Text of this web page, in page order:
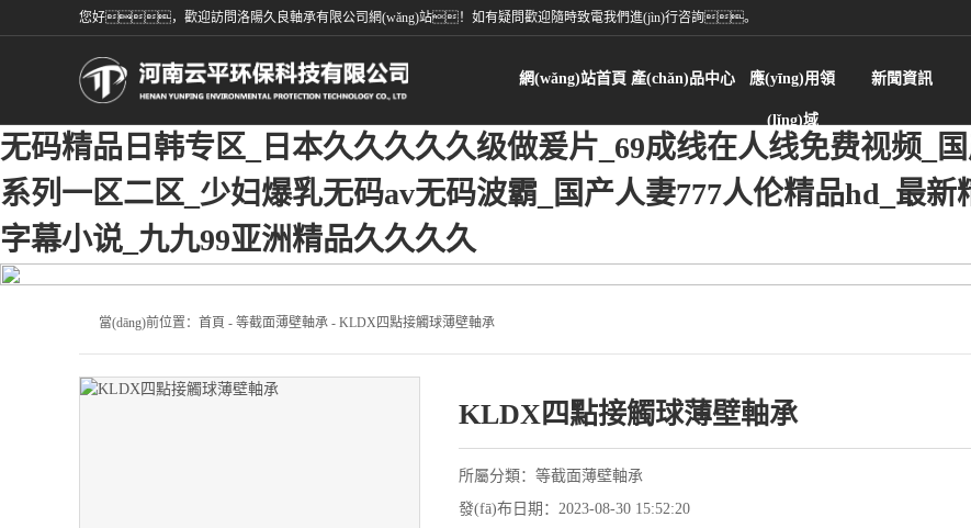
无码精品日韩专区_日本久久久久久级做爰片_69成线在人线免费视频_
系列一区二区_少妇爆乳无码av无码波霸_国产人妻777人伦精品hd_最
字幕小说_九九99亚洲精品久久久久
您好，歡迎訪問洛陽久良軸承有限公司網(wǎng)站！如有疑問歡迎隨時致電我們進(jìn)行咨詢。
網(wǎng)站首頁 產(chǎn)品中心 應(yīng)用領
(lǐng)域
新聞資訊
當(dāng)前位置： 首頁 - 等截面薄壁軸承 - KLDX四點接觸球薄壁軸承
KLDX四點接觸球薄壁軸承
所屬分類：等截面薄壁軸承
發(fā)布日期：2023-08-30 15:52:20